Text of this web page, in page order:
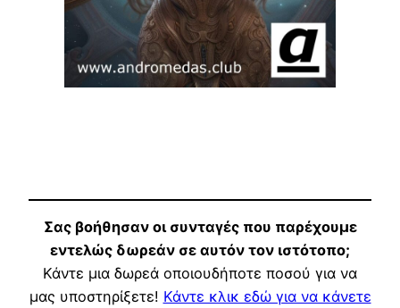
Σας βοήθησαν οι συνταγές που παρέχουμε
εντελώς δωρεάν σε αυτόν τον ιστότοπο;
Κάντε μια δωρεά οποιουδήποτε ποσού για να
μας υποστηρίξετε! Κάντε κλικ εδώ για να κάνετε